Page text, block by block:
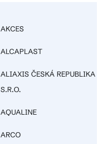
AKCES
ALCAPLAST
ALIAXIS ČESKÁ REPUBLIKA
S.R.O.
AQUALINE
ARCO